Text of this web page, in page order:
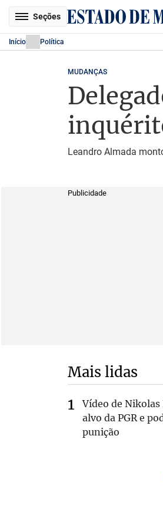
Seções
Início Política
MUDANÇAS
Leandro Almada
Publicidade
Mais lidas
Vídeo de
alvo da PGR e
punição